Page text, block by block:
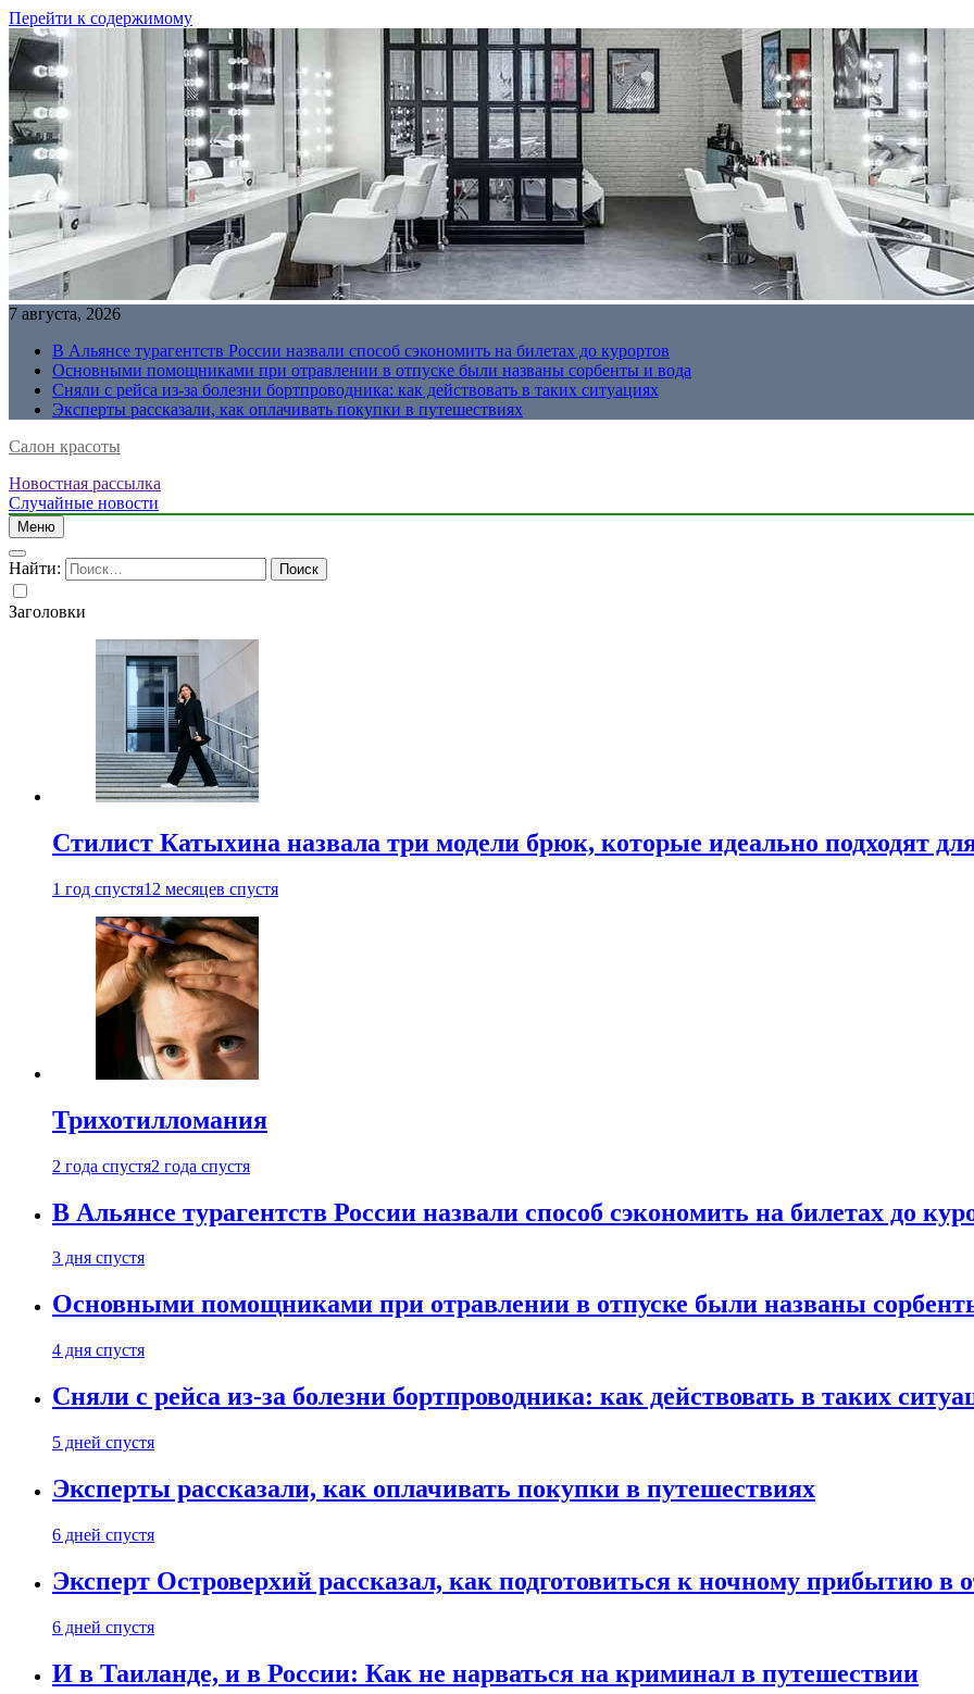
Перейти к содержимому
7 августа, 2026
В Альянсе турагентств России назвали способ сэкономить на билетах до курортов
Основными помощниками при отравлении в отпуске были названы сорбенты и вода
Сняли с рейса из-за болезни бортпроводника: как действовать в таких ситуациях
Эксперты рассказали, как оплачивать покупки в путешествиях
Салон красоты
Новостная рассылка
Случайные новости
Меню
Найти:
Заголовки
Стилист Катыхина назвала три модели брюк, которые идеально подходят
1 год спустя12 месяцев спустя
Трихотилломания
2 года спустя2 года спустя
В Альянсе турагентств России назвали способ сэкономить на билетах до
3 дня спустя
Основными помощниками при отравлении в отпуске были названы
4 дня спустя
Сняли с рейса из-за болезни бортпроводника: как действовать в таких
5 дней спустя
Эксперты рассказали, как оплачивать покупки в путешествиях
6 дней спустя
Эксперт Островерхий рассказал, как подготовиться к ночному прибытию в
6 дней спустя
И в Таиланде, и в России: Как не нарваться на криминал в путешествии